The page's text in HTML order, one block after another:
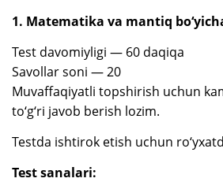
1. Matematika va mantiq
Test davomiyligi — 60 daqiqa
Savollar soni — 20
Muvaffaqiyatli topshirish uchun
to‘g‘ri javob berish lozim.
Testda ishtirok etish uchun
Test sanalari: